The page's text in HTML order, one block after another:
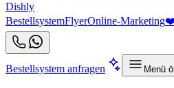
Dishly
BestellsystemFlyerOnline-Marketing
Bestellsystem anfragen Menü